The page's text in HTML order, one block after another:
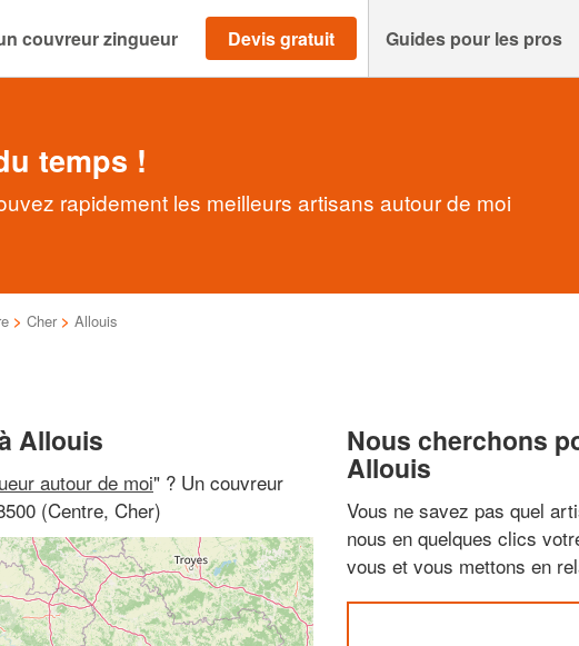
couvreur zingueur Devis gratuit Guides pour les pros
temps !
rapidement les meilleurs artisans autour de moi
> Cher > Allouis
Allouis
autour de moi" ? Un couvreur
(Centre, Cher)
Nous cherchons
Allouis
Vous ne savez pas quel
nous en quelques clics
vous et vous mettons en